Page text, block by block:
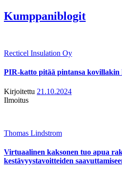
Kumppaniblogit
Recticel Insulation Oy
PIR-katto pitää pintansa kovillakin
Kirjoitettu 21.10.2024
Ilmoitus
Thomas Lindstrom
Virtuaalinen kaksonen tuo apua
kestävyystavoitteiden